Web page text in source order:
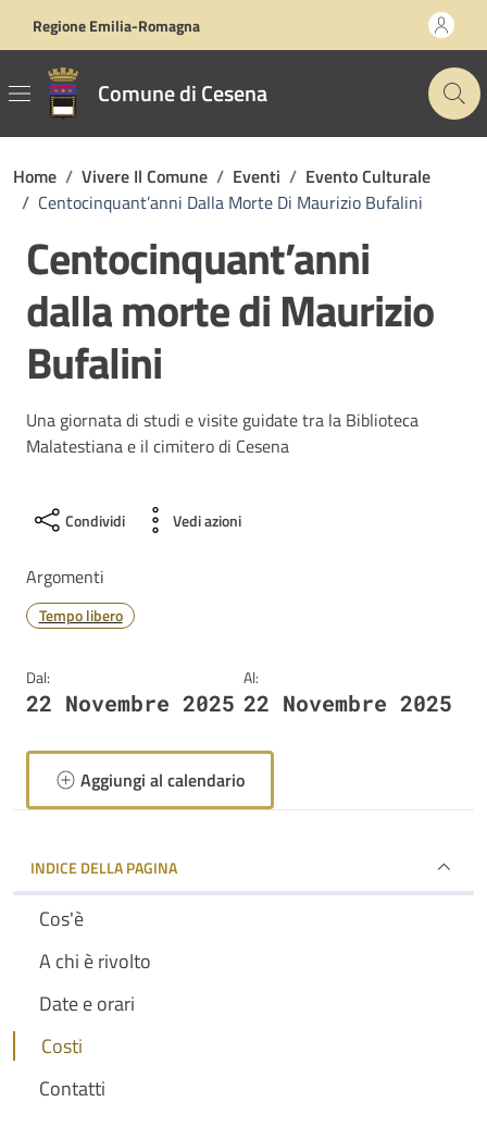
Regione Emilia-Romagna
Comune di Cesena
Home / Vivere Il Comune / Eventi / Evento Culturale
/ Centocinquant’anni Dalla Morte Di Maurizio Bufalini
Centocinquant’anni
dalla morte di Maurizio
Bufalini
Una giornata di studi e visite guidate tra la Biblioteca
Malatestiana e il cimitero di Cesena
Condividi Vedi azioni
Argomenti
Tempo libero
Dal:
22 Novembre 2025
Al:
22 Novembre 2025
Aggiungi al calendario
INDICE DELLA PAGINA
Cos'è
A chi è rivolto
Date e orari
Costi
Contatti